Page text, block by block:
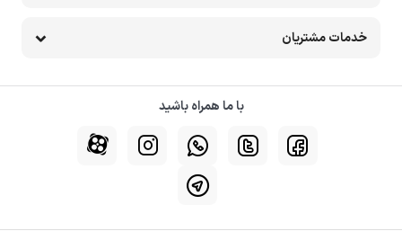
خدمات مشتریان
با ما همراه باشید